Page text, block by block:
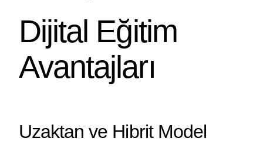
Dijital Eğitim
Avantajları
Uzaktan ve Hibrit Model